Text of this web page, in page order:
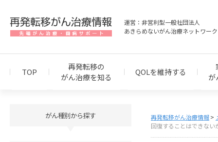
運営：非営利型一般社団法人
あきらめないがん治療ネットワーク
TOP
再発転移の
がん治療を知る
QOLを維持する
が
再発転移がん治療情報
回復することはできない
がん種別から探す